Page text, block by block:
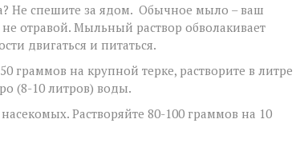
Не спешите за ядом. Обычное мыло – ваш
отравой. Мыльный раствор обволакивает
двигаться и питаться.
граммов на крупной терке, растворите в литре
(8-10 литров) воды.
Растворяйте 80-100 граммов на 10